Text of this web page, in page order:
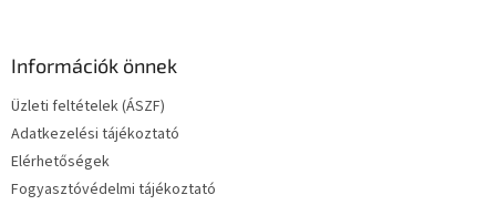
Információk önnek
Üzleti feltételek (ÁSZF)
Adatkezelési tájékoztató
Elérhetőségek
Fogyasztóvédelmi tájékoztató